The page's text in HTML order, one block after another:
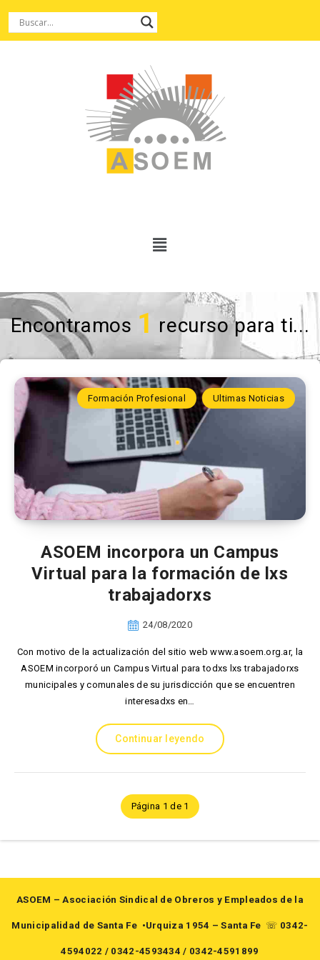
Encontramos 1 recurso para ti...
Formación Profesional Ultimas Noticias
ASOEM incorpora un Campus
Virtual para la formación de lxs
trabajadorxs
24/08/2020
Con motivo de la actualización del sitio web www.asoem.org.ar, la
ASOEM incorporó un Campus Virtual para todxs lxs trabajadorxs
municipales y comunales de su jurisdicción que se encuentren
interesadxs en…
Continuar leyendo
Página 1 de 1
ASOEM – Asociación Sindical de Obreros y Empleados de la
Municipalidad de Santa Fe •Urquiza 1954 – Santa Fe ☏ 0342-
4594022 / 0342-4593434 / 0342-4591899